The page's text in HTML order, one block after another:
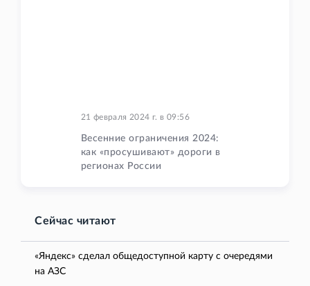
21 февраля 2024 г. в 09:56
Весенние ограничения 2024:
как «просушивают» дороги в
регионах России
Сейчас читают
«Яндекс» сделал общедоступной карту с очередями
на АЗС